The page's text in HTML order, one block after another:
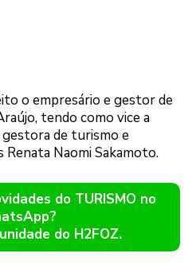
o empresário e gestor de
tendo como vice a
de turismo e
Naomi Sakamoto.
do TURISMO no
do H2FOZ.